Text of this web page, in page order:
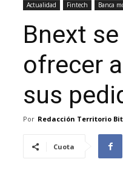
Actualidad Fintech Banca
Bnext
ofrecer
sus
Por Redacción Territorio
Cuota